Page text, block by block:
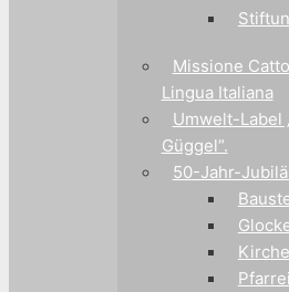
Missione
Lingua Italiana
Umwelt-Label
Güggel“.
50-Jahr-